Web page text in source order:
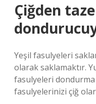
Çiğden
Yeşil fasulyeleri
olarak saklamaktır.
fasulyeleri
fasulyelerinizi çiğ